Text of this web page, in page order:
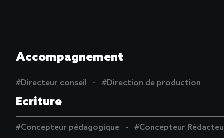
Accompagnement
#Directeur conseil #Direction de production
Ecriture
#Concepteur pédagogique #Concepteur